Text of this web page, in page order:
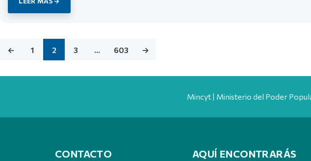
← 1 2 3 … 603 →
Mincyt | Ministerio del Poder
CONTACTO AQUÍ ENCONTRARÁS